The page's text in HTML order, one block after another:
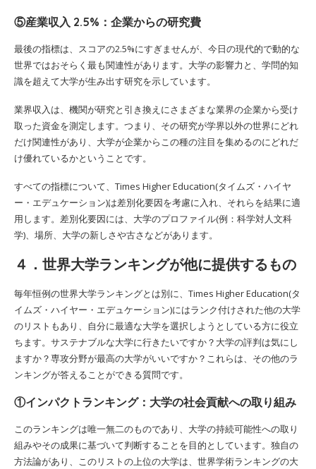
⑤産業収入 2.5%：企業からの研究費
最後の指標は、スコアの2.5%にすぎませんが、今日の現代的で動的な
世界ではおそらく最も関連性があります。大学の影響力と、学問的知
識を超えて大学が生み出す研究を示しています。
業界収入は、機関が研究と引き換えにさまざまな業界の企業から受け
取った資金を測定します。つまり、その研究が学界以外の世界にどれ
だけ関連性があり、大学が企業からこの種の注目を集めるのにどれだ
け優れているかということです。
すべての指標について、Times Higher Education(タイムズ・ハイヤ
ー・エデュケーション)は差別化要因を考慮に入れ、それらを結果に適
用します。差別化要因には、大学のプロファイル(例：科学対人文科
学)、場所、大学の新しさや古さなどがあります。
４．世界大学ランキングが他に提供するもの
毎年恒例の世界大学ランキングとは別に、Times Higher Education(タ
イムズ・ハイヤー・エデュケーション)にはランク付けされた他の大学
のリストもあり、自分に最適な大学を選択しようとしている方に役立
ちます。サステナブルな大学に行きたいですか？大学の評判は気にし
ますか？専攻分野が最高の大学がいいですか？これらは、その他のラ
ンキングが答えることができる質問です。
①インパクトランキング：大学の社会貢献への取り組み
このランキングは唯一無二のものであり、大学の持続可能性への取り
組みやその成果に基づいて判断することを目的としています。独自の
方法論があり、このリストの上位の大学は、世界学術ランキングの大